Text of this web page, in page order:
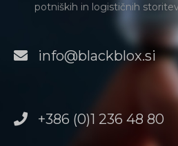
potniških in logističnih
info@blackblox.si
+386 (0)1 236 48 80